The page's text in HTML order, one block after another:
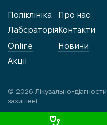
Поліклініка
Лабораторія
Online
Акції
Про нас
Контакти
Новини
© 2026 Лікувально-
захищені.